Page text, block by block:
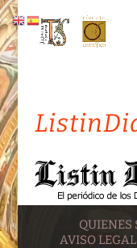
QUIENES
AVISO LEGAL